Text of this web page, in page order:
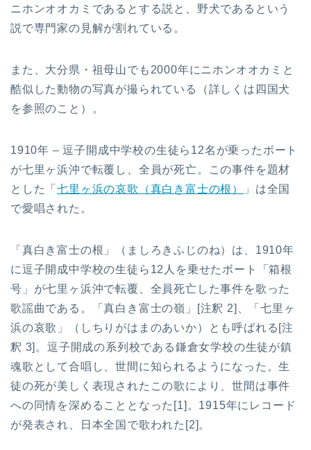
ニホンオオカミであるとする説と、野犬であるという
説で専門家の見解が割れている。
また、大分県・祖母山でも2000年にニホンオオカミと
酷似した動物の写真が撮られている（詳しくは四国犬
を参照のこと）。
1910年 – 逗子開成中学校の生徒ら12名が乗ったボート
が七里ヶ浜沖で転覆し、全員が死亡。この事件を題材
とした「七里ヶ浜の哀歌（真白き富士の根）
」は全国
で愛唱された。
「真白き富士の根」（ましろきふじのね）は、1910年
に逗子開成中学校の生徒ら12人を乗せたボート「箱根
号」が七里ヶ浜沖で転覆、全員死亡した事件を歌った
歌謡曲である。「真白き富士の嶺」[注釈 2]、「七里ヶ
浜の哀歌」（しちりがはまのあいか）とも呼ばれる[注
釈 3]。逗子開成の系列校である鎌倉女学校の生徒が鎮
魂歌として合唱し、世間に知られるようになった。生
徒の死が美しく表現されたこの歌により、世間は事件
への同情を深めることとなった[1]。1915年にレコード
が発表され、日本全国で歌われた[2]。